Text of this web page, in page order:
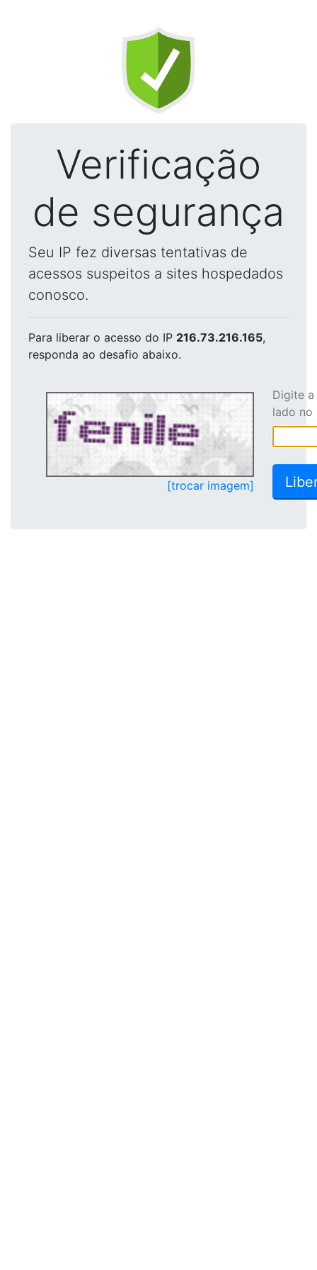
Verificação
de segurança
Seu IP fez diversas tentativas de
acessos suspeitos a sites hospedados
conosco.
Para liberar o acesso do IP 216.73.216.165,
responda ao desafio abaixo.
[trocar imagem]
Digite
lado no